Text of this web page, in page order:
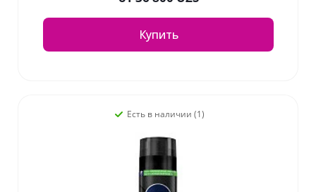
Купить
Есть в наличии (1)